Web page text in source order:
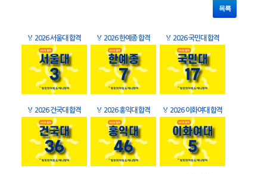
목록
🏅 2026 서울대 합격 🏅 2026 한예종 합격 🏅 2026 국민대 합격
🏅 2026 건국대 합격 🏅 2026 홍익대 합격 🏅 2026 이화여대 합격